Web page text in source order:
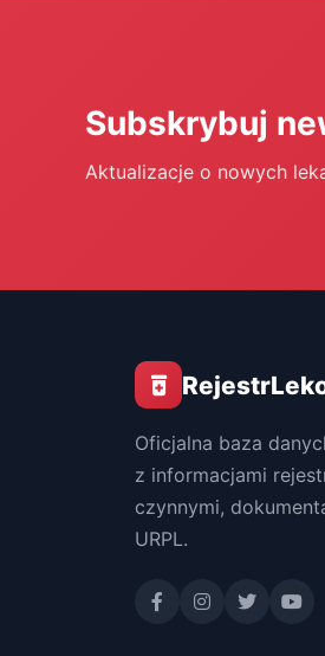
Subskrybuj
Aktualizacje o nowych
Oficjalna baza
z informacjami
czynnymi,
URPL.